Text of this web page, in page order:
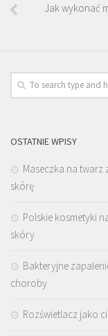
Jak wykonać
OSTATNIE WPISY
Maseczka na
skórę
Polskie kosmetyki
skóry
Bakteryjne
choroby
Rozświetlacz jako